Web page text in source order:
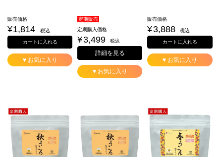
販売価格
¥1,814 税込
カートに入れる
♥ お気に入り
定期販売
定期購入価格
¥3,499 税込
詳細を見る
♥ お気に入り
販売価格
¥3,888 税込
カートに入れる
♥ お気に入り